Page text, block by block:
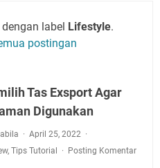
label Lifestyle.
postingan
Tas Exsport Agar
Digunakan
April 25, 2022
, Tips Tutorial Posting Komentar